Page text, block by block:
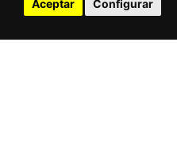
Aceptar Configurar